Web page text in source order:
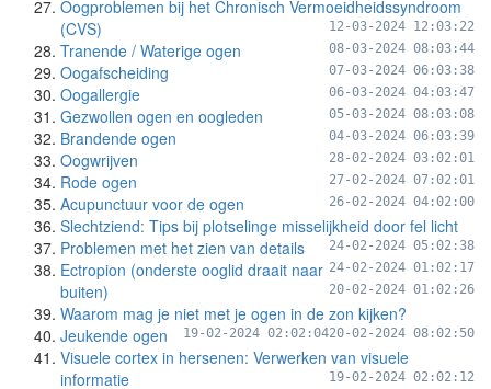
Oogproblemen bij het Chronisch Vermoeidheidssyndroom
(CVS)
12-03-2024 12:03:22
Tranende / Waterige ogen 08-03-2024 08:03:44
Oogafscheiding 07-03-2024 06:03:38
Oogallergie 06-03-2024 04:03:47
Gezwollen ogen en oogleden 05-03-2024 08:03:08
Brandende ogen 04-03-2024 06:03:39
Oogwrijven 28-02-2024 03:02:01
Rode ogen 27-02-2024 07:02:01
Acupunctuur voor de ogen 26-02-2024 04:02:00
Slechtziend: Tips bij plotselinge misselijkheid door fel licht
24-02-2024 05:02:38
Problemen met het zien van details
24-02-2024 01:02:17
Ectropion (onderste ooglid draait naar
buiten)
20-02-2024 01:02:26
Waarom mag je niet met je ogen in de zon kijken?
20-02-2024 08:02:50
Jeukende ogen 19-02-2024 02:02:04
Visuele cortex in hersenen: Verwerken van visuele
informatie
19-02-2024 02:02:12